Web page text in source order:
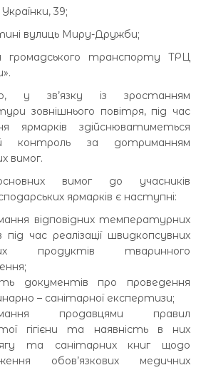
39;
вулиць Миру-Дружби;
громадського транспорту ТРЦ
у зв’язку із зростанням
зовнішнього повітря, під час
ярмарків здійснюватиметься
контроль за дотриманням
вимог.
вимог до учасників
ярмарків є наступні:
відповідних температурних
під час реалізації швидкопсувних
продуктів тваринного
документів про проведення
– санітарної експертизи;
продавцями правил
гігієни та наявність в них
та санітарних книг щодо
обов’язкових медичних